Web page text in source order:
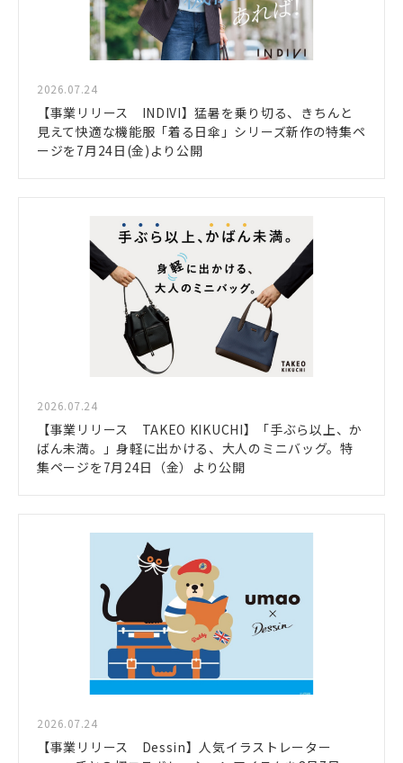
2026.07.24
【事業リリース INDIVI】猛暑を乗り切る、きちんと
見えて快適な機能服「着る日傘」シリーズ新作の特集ペ
ージを7月24日(金)より公開
2026.07.24
【事業リリース TAKEO KIKUCHI】「手ぶら以上、か
ばん未満。」身軽に出かける、大人のミニバッグ。特
集ページを7月24日（金）より公開
2026.07.24
【事業リリース Dessin】人気イラストレーター